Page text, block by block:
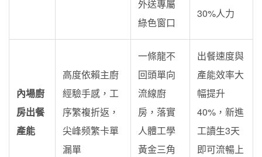
外送專屬
綠色窗口
30%人力
內場廚
房出餐
產能
高度依賴主廚
經驗手感，工
序繁複折返，
尖峰频繁卡單
漏單
一條龍不
回頭單向
流線廚
房，落實
人體工學
黃金三角
出餐速度與
產能效率大
幅提升
40%，新進
工讀生3天
即可流暢上